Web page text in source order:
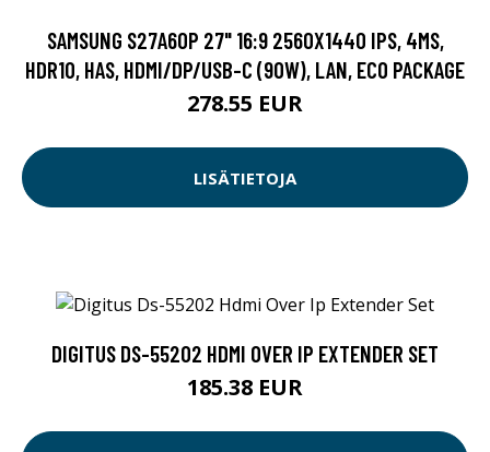
SAMSUNG S27A60P 27" 16:9 2560X1440 IPS, 4MS,
HDR10, HAS, HDMI/DP/USB-C (90W), LAN, ECO PACKAGE
278.55 EUR
LISÄTIETOJA
DIGITUS DS-55202 HDMI OVER IP EXTENDER SET
185.38 EUR